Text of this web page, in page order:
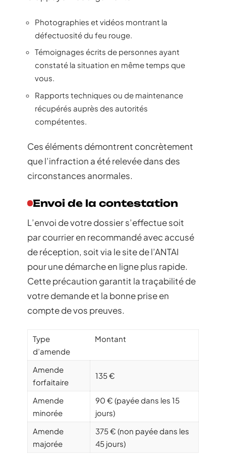
Photographies et vidéos montrant la
défectuosité du feu rouge.
Témoignages écrits de personnes ayant
constaté la situation en même temps que
vous.
Rapports techniques ou de maintenance
récupérés auprès des autorités
compétentes.
Ces éléments démontrent concrètement
que l’infraction a été relevée dans des
circonstances anormales.
Envoi de la contestation
L’envoi de votre dossier s’effectue soit
par courrier en recommandé avec accusé
de réception, soit via le site de l’ANTAI
pour une démarche en ligne plus rapide.
Cette précaution garantit la traçabilité de
votre demande et la bonne prise en
compte de vos preuves.
Type
d’amende
Montant
Amende
forfaitaire
135 €
Amende
minorée
90 € (payée dans les 15
jours)
Amende
majorée
375 € (non payée dans les
45 jours)